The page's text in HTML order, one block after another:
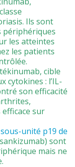
Ils sont
périphériques
les atteintes
les patients
cible
cytokines : l’IL-
son efficacité
efficace sur
unité p19 de
sont
mais ne